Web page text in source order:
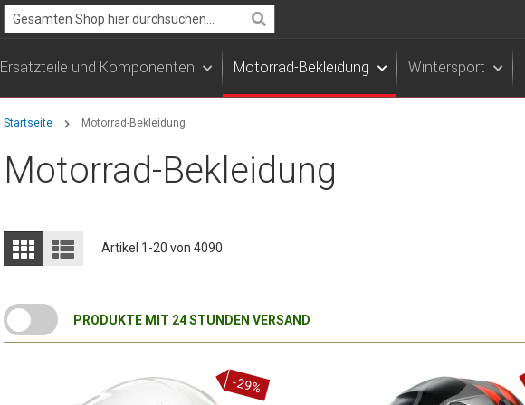
Search
Ersatzteile und Komponenten Motorrad-Bekleidung Wintersport
Startseite Motorrad-Bekleidung
Motorrad-Bekleidung
Anzeigen
als
Liste Liste Artikel 1 -20 von 4090
PRODUKTE MIT 24 STUNDEN VERSAND
-29%